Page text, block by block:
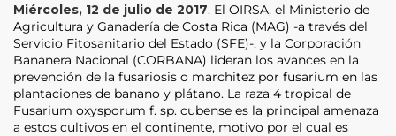
Miércoles, 12 de julio de 2017. El OIRSA, el Ministerio de
Agricultura y Ganadería de Costa Rica (MAG) -a través del
Servicio Fitosanitario del Estado (SFE)-, y la Corporación
Bananera Nacional (CORBANA) lideran los avances en la
prevención de la fusariosis o marchitez por fusarium en las
plantaciones de banano y plátano. La raza 4 tropical de
Fusarium oxysporum f. sp. cubense es la principal amenaza
a estos cultivos en el continente, motivo por el cual es